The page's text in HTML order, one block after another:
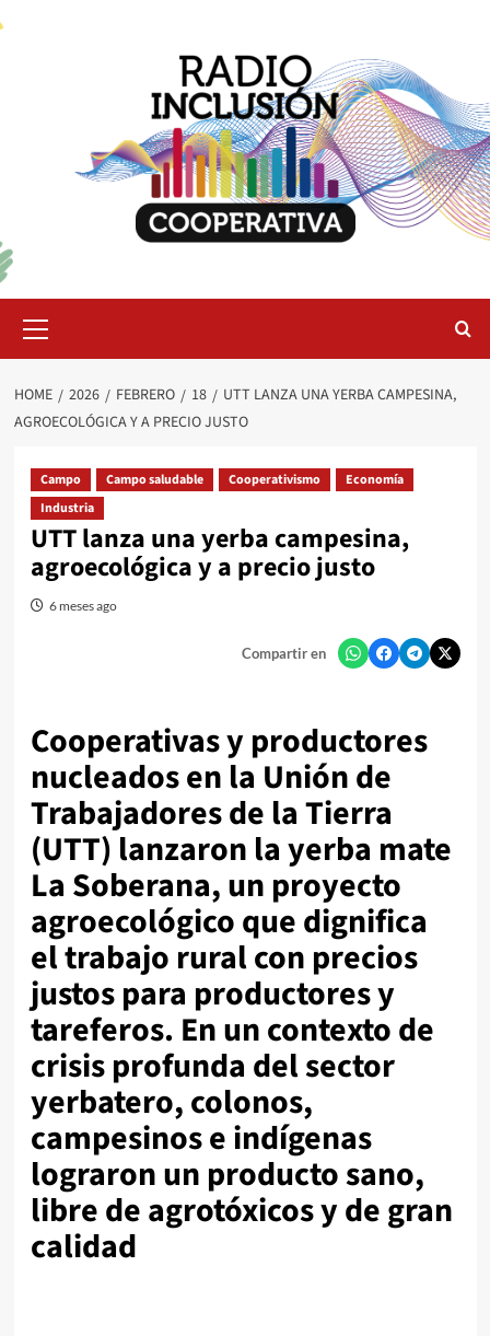
Menu
HOME 2026 FEBRERO 18
UTT LANZA UNA YERBA CAMPESINA,
AGROECOLÓGICA Y A PRECIO JUSTO
Campo Campo saludable Cooperativismo
Economía
Industria
UTT lanza una yerba campesina,
agroecológica y a precio justo
6 meses ago
Compartir en
Cooperativas y productores
nucleados en la Unión de
Trabajadores de la Tierra
(UTT) lanzaron la yerba mate
La Soberana, un proyecto
agroecológico que dignifica
el trabajo rural con precios
justos para productores y
tareferos. En un contexto de
crisis profunda del sector
yerbatero, colonos,
campesinos e indígenas
lograron un producto sano,
libre de agrotóxicos y de gran
calidad